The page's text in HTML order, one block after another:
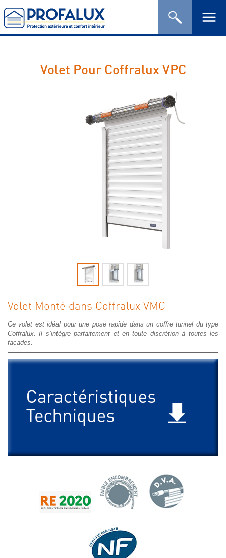
Volet Pour Coffralux VPC
Volet Monté dans Coffralux VMC
Ce volet est idéal pour une pose rapide dans un coffre tunnel du type
Coffralux. Il s’intègre parfaitement et en toute discrétion à toutes les
façades.